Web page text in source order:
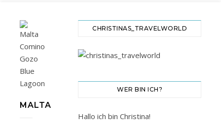
MALTA
CHRISTINAS_TRAVELWORLD
WER BIN ICH?
Hallo ich bin Christina!